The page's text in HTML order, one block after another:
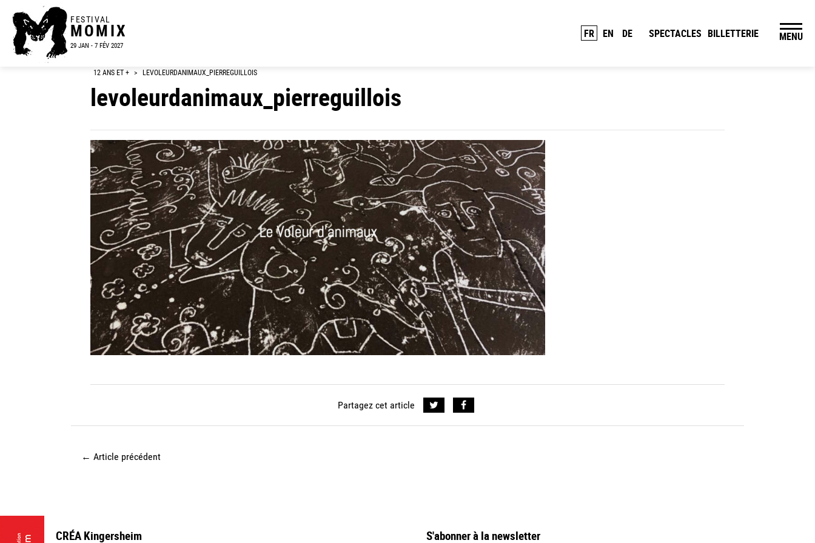
FESTIVAL
MOMIX
29 JAN - 7 FÉV 2027
FR EN DE SPECTACLES BILLETTERIE MENU
12 ANS ET + > LEVOLEURDANIMAUX_PIERREGUILLOIS
levoleurdanimaux_pierreguillois
Partagez cet article
← Article précédent
CRÉA Kingersheim S'abonner à la newsletter